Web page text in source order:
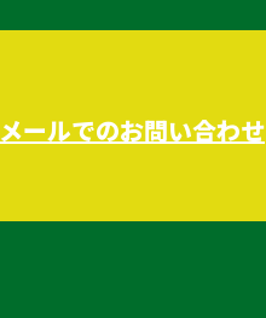
メールでのお問い合わせ